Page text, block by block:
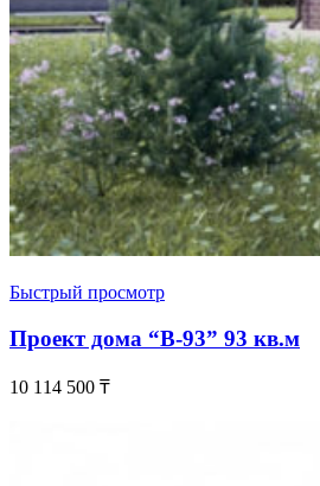
Быстрый просмотр
Проект дома “В-93” 93 кв.м
10 114 500 ₸